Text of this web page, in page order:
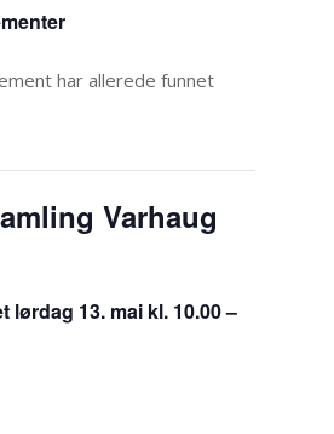
har allerede funnet
Varhaug
lørdag 13. mai kl. 10.00 –